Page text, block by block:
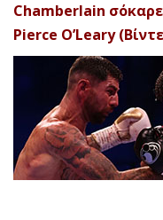
Chamberlain
Pierce O’Leary